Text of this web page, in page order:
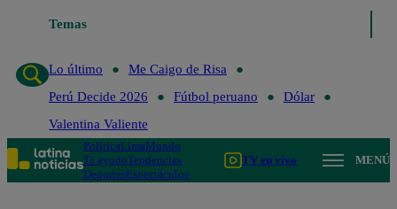
Temas
Lo último
Me Caigo de Risa
Perú Decide 2026
Fútbol peruano
Dólar
Valentina Valiente
PolíticaLimaMundo
Te ayudoTendencias
DeportesEspectáculos
TV en vivo MENÚ